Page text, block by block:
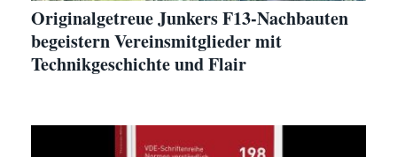
Originalgetreue Junkers F13-Nachbauten
begeistern Vereinsmitglieder mit
Technikgeschichte und Flair